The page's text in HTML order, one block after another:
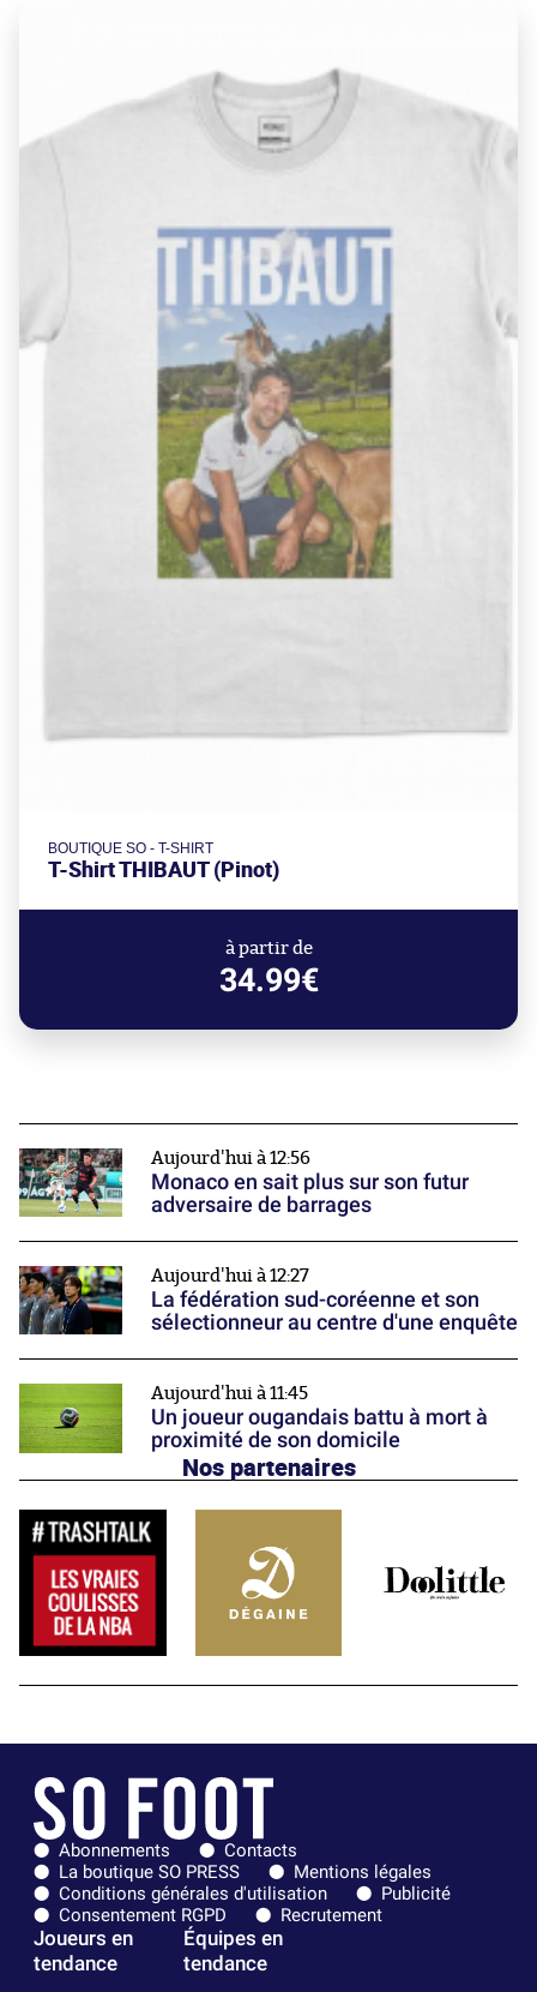
BOUTIQUE SO - T-SHIRT
T-Shirt THIBAUT (Pinot)
à partir de
34.99€
Aujourd'hui à 12:56
Monaco en sait plus sur son futur
adversaire de barrages
Aujourd'hui à 12:27
La fédération sud-coréenne et son
sélectionneur au centre d'une enquête
Aujourd'hui à 11:45
Un joueur ougandais battu à mort à
proximité de son domicile
Nos partenaires
Abonnements
Contacts
La boutique SO PRESS
Mentions légales
Conditions générales d'utilisation
Publicité
Consentement RGPD
Recrutement
Joueurs en
tendance
Équipes en
tendance